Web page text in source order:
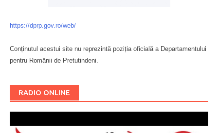
https://dprp.gov.ro/web/
Conținutul acestui site nu reprezintă poziția oficială a Departamentului
pentru Românii de Pretutindeni.
RADIO ONLINE